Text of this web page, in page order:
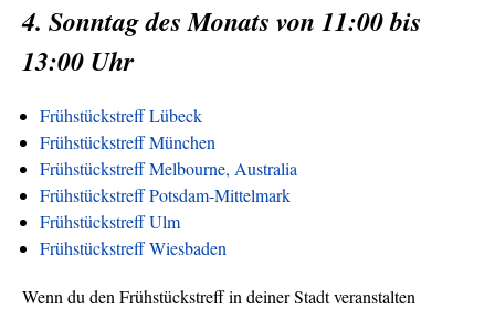
4. Sonntag des Monats von 11:00 bis
13:00 Uhr
Frühstückstreff Lübeck
Frühstückstreff München
Frühstückstreff Melbourne, Australia
Frühstückstreff Potsdam-Mittelmark
Frühstückstreff Ulm
Frühstückstreff Wiesbaden
Wenn du den Frühstückstreff in deiner Stadt veranstalten